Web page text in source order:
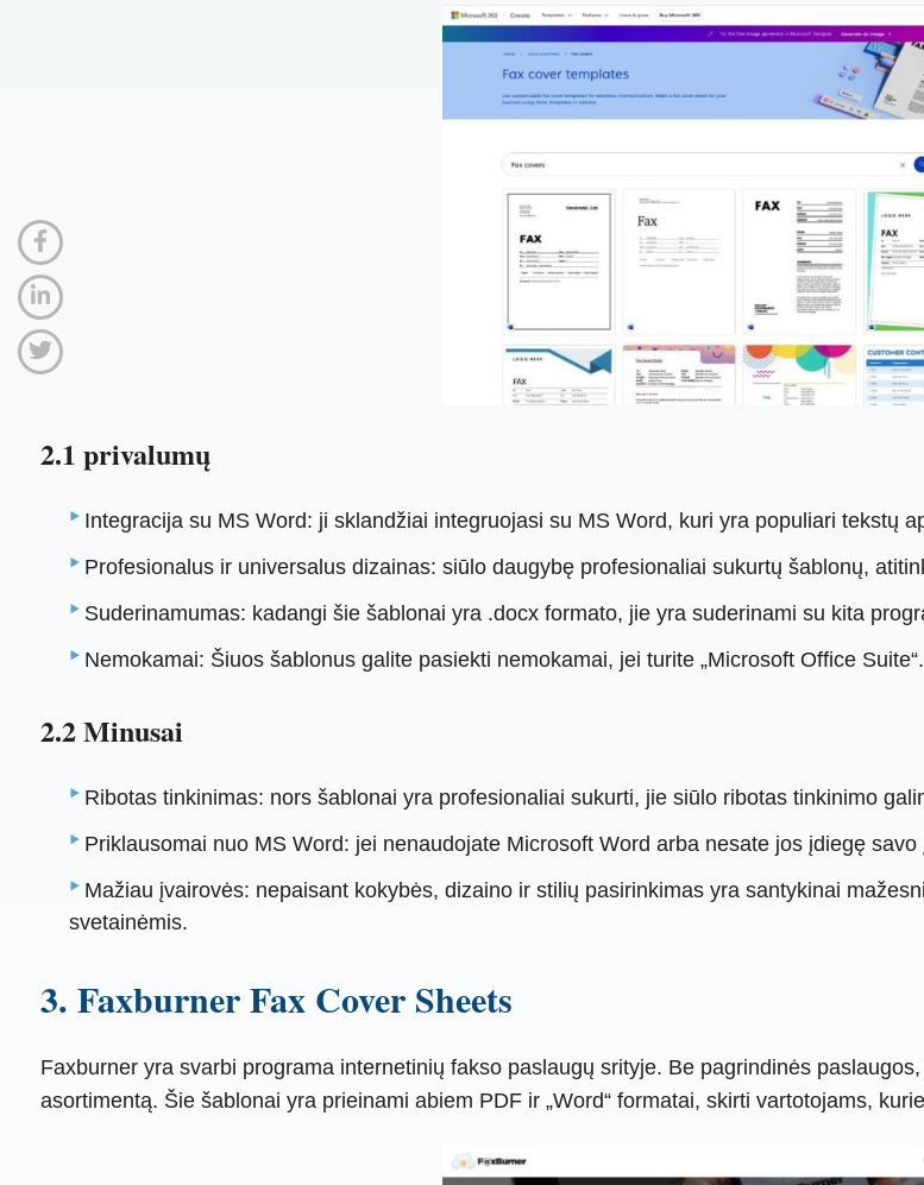
2.1 privalumų
Integracija su MS Word: ji sklandžiai integruojasi su MS Word, kuri yra populiari tekstų
Profesionalus ir universalus dizainas: siūlo daugybę profesionaliai sukurtų šablonų,
Suderinamumas: kadangi šie šablonai yra .docx formato, jie yra suderinami su kita
Nemokamai: Šiuos šablonus galite pasiekti nemokamai, jei turite „Microsoft Office Suite“.
2.2 Minusai
Ribotas tinkinimas: nors šablonai yra profesionaliai sukurti, jie siūlo ribotas tinkinimo
Priklausomai nuo MS Word: jei nenaudojate Microsoft Word arba nesate jos įdiegę
Mažiau įvairovės: nepaisant kokybės, dizaino ir stilių pasirinkimas yra santykinai
svetainėmis.
3. Faxburner Fax Cover Sheets
Faxburner yra svarbi programa internetinių fakso paslaugų srityje. Be pagrindinės
asortimentą. Šie šablonai yra prieinami abiem PDF ir „Word“ formatai, skirti vartotojams,